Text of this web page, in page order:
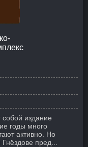
собой издание
годы много
активно. Но
пред...